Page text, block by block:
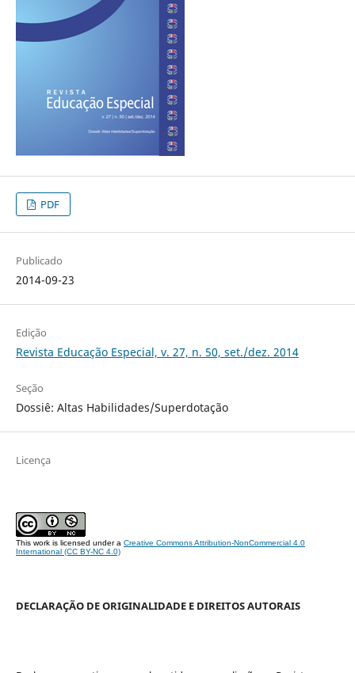
PDF
Publicado
2014-09-23
Edição
Revista Educação Especial, v. 27, n. 50, set./dez. 2014
Seção
Dossiê: Altas Habilidades/Superdotação
Licença
This work is licensed under a Creative Commons Attribution-NonCommercial 4.0
International (CC BY-NC 4.0)
DECLARAÇÃO DE ORIGINALIDADE E DIREITOS AUTORAIS